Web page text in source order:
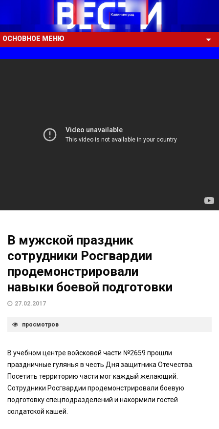
ОСНОВНОЕ МЕНЮ
В мужской праздник
сотрудники Росгвардии
продемонстрировали
навыки боевой подготовки
27.02.2017
просмотров
В учебном центре войсковой части №2659 прошли
праздничные гулянья в честь Дня защитника Отечества.
Посетить территорию части мог каждый желающий.
Сотрудники Росгвардии продемонстрировали боевую
подготовку спецподразделений и накормили гостей
солдатской кашей.